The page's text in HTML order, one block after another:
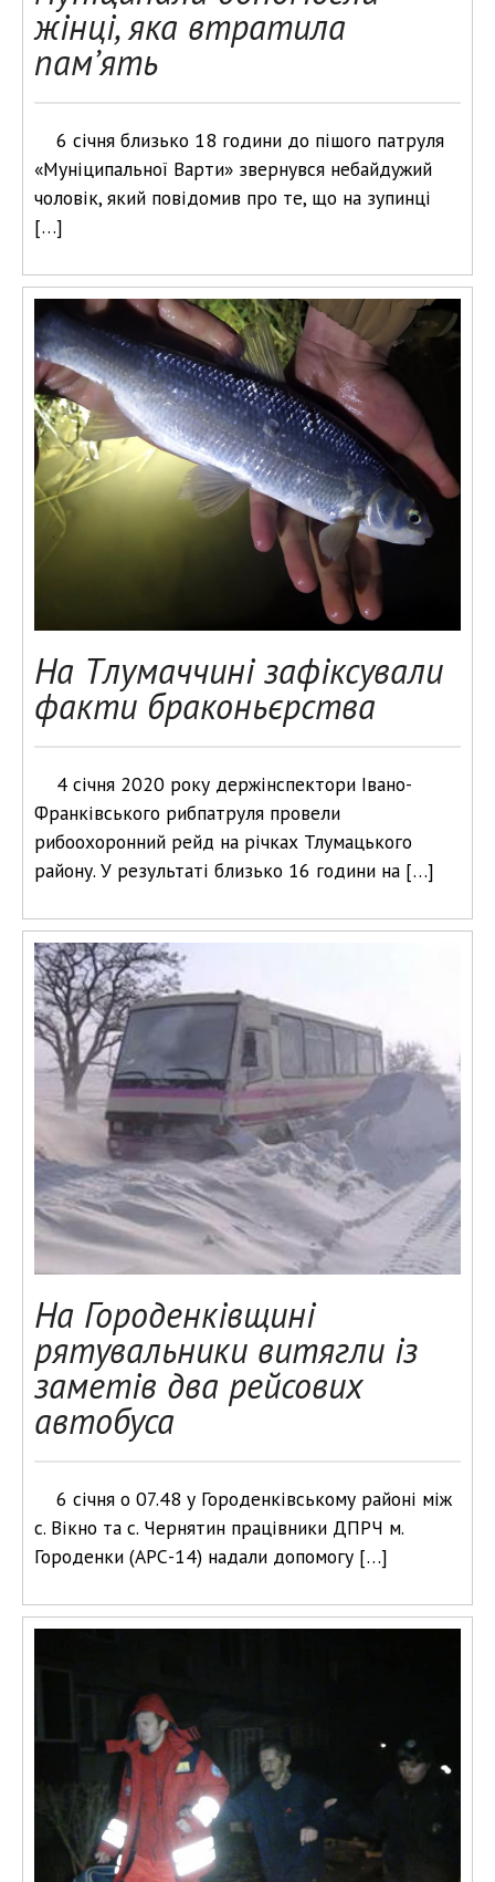
жінці, яка втратила
пам’ять
6 січня близько 18 години до пішого патруля
«Муніципальної Варти» звернувся небайдужий
чоловік, який повідомив про те, що на зупинці
[…]
На Тлумаччині зафіксували
факти браконьєрства
4 січня 2020 року держінспектори Івано-
Франківського рибпатруля провели
рибоохоронний рейд на річках Тлумацького
району. У результаті близько 16 години на […]
На Городенківщині
рятувальники витягли із
заметів два рейсових
автобуса
6 січня о 07.48 у Городенківському районі між
с. Вікно та с. Чернятин працівники ДПРЧ м.
Городенки (АРС-14) надали допомогу […]